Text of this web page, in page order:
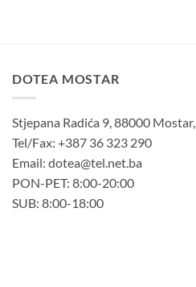
DOTEA MOSTAR
Stjepana Radića 9, 88000 Mostar,
Tel/Fax: +387 36 323 290
Email: dotea@tel.net.ba
PON-PET: 8:00-20:00
SUB: 8:00-18:00